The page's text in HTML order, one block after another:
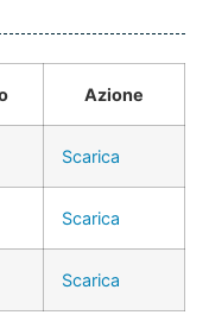
Azione
Scarica
Scarica
Scarica